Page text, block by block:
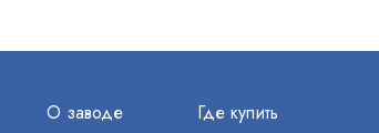
О заводе
Где купить